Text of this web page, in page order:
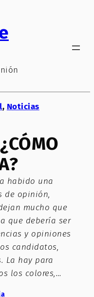
, Noticias
habido una
de opinión,
mucho que
que debería ser
y opiniones
candidatos,
La hay para
los colores,…